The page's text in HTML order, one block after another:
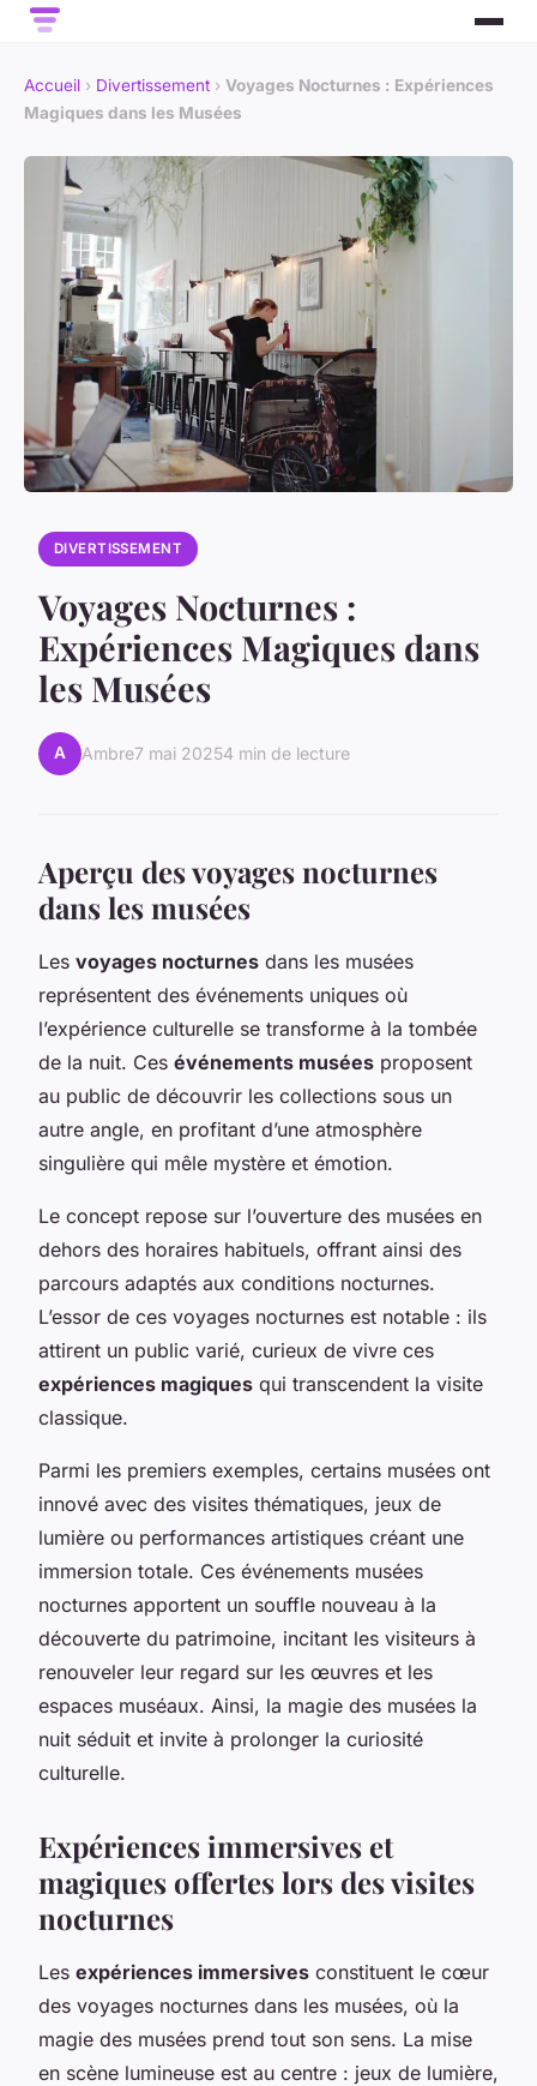
Accueil › Divertissement › Voyages Nocturnes : Expériences
Magiques dans les Musées
DIVERTISSEMENT
Voyages Nocturnes :
Expériences Magiques dans
les Musées
A Ambre7 mai 20254 min de lecture
Aperçu des voyages nocturnes
dans les musées
Les voyages nocturnes dans les musées
représentent des événements uniques où
l’expérience culturelle se transforme à la tombée
de la nuit. Ces événements musées proposent
au public de découvrir les collections sous un
autre angle, en profitant d’une atmosphère
singulière qui mêle mystère et émotion.
Le concept repose sur l’ouverture des musées en
dehors des horaires habituels, offrant ainsi des
parcours adaptés aux conditions nocturnes.
L’essor de ces voyages nocturnes est notable : ils
attirent un public varié, curieux de vivre ces
expériences magiques qui transcendent la visite
classique.
Parmi les premiers exemples, certains musées ont
innové avec des visites thématiques, jeux de
lumière ou performances artistiques créant une
immersion totale. Ces événements musées
nocturnes apportent un souffle nouveau à la
découverte du patrimoine, incitant les visiteurs à
renouveler leur regard sur les œuvres et les
espaces muséaux. Ainsi, la magie des musées la
nuit séduit et invite à prolonger la curiosité
culturelle.
Expériences immersives et
magiques offertes lors des visites
nocturnes
Les expériences immersives constituent le cœur
des voyages nocturnes dans les musées, où la
magie des musées prend tout son sens. La mise
en scène lumineuse est au centre : jeux de lumière,